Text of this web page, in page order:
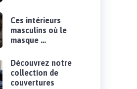
Ces intérieurs
masculins où le
masque …
Découvrez notre
collection de
couvertures